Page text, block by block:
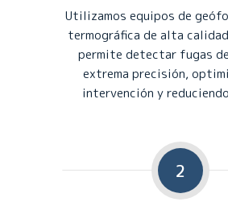
Utilizamos equipos de
termográfica de alta
permite detectar fugas
extrema precisión,
intervención y
2